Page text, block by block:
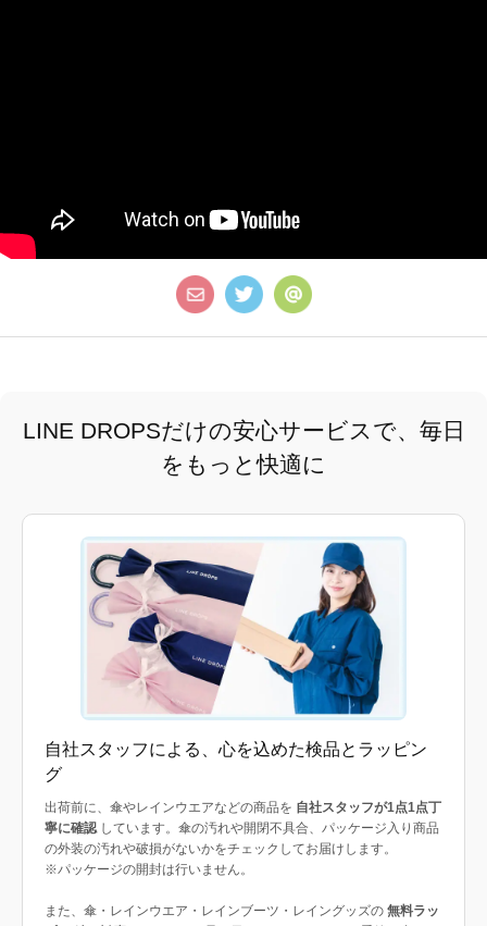
LINE DROPSだけの安心サービスで、毎日
をもっと快適に
自社スタッフによる、心を込めた検品とラッピン
グ
出荷前に、傘やレインウエアなどの商品を 自社スタッフが1点1点丁
寧に確認しています。傘の汚れや開閉不具合、パッケージ入り商品
の外装の汚れや破損がないかをチェックしてお届けします。
※パッケージの開封は行いません。
また、傘・レインウエア・レインブーツ・レイングッズの 無料ラッ